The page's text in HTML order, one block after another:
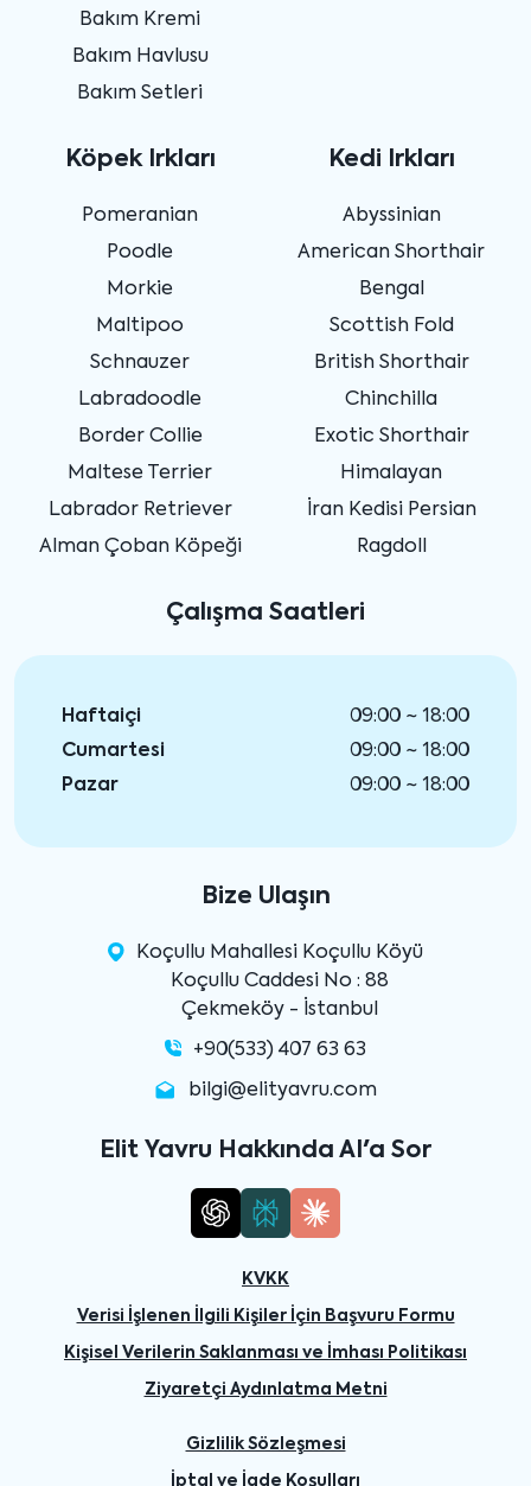
Bakım Kremi
Bakım Havlusu
Bakım Setleri
Köpek Irkları
Pomeranian
Poodle
Morkie
Maltipoo
Schnauzer
Labradoodle
Border Collie
Maltese Terrier
Labrador Retriever
Alman Çoban Köpeği
Kedi Irkları
Abyssinian
American Shorthair
Bengal
Scottish Fold
British Shorthair
Chinchilla
Exotic Shorthair
Himalayan
İran Kedisi Persian
Ragdoll
Çalışma Saatleri
Haftaiçi
09:00 ~ 18:00
Cumartesi
09:00 ~ 18:00
Pazar
09:00 ~ 18:00
Bize Ulaşın
Koçullu Mahallesi Koçullu Köyü
Koçullu Caddesi No : 88
Çekmeköy - İstanbul
+90(533) 407 63 63
bilgi@elityavru.com
Elit Yavru Hakkında AI'a Sor
KVKK
Verisi İşlenen İlgili Kişiler İçin Başvuru Formu
Kişisel Verilerin Saklanması ve İmhası Politikası
Ziyaretçi Aydınlatma Metni
Gizlilik Sözleşmesi
İptal ve İade Koşulları